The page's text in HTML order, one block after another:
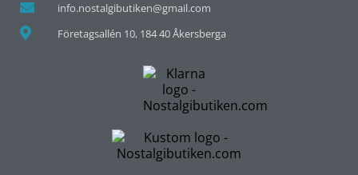
info.nostalgibutiken@gmail.com
Företagsallén 10, 184 40 Åkersberga